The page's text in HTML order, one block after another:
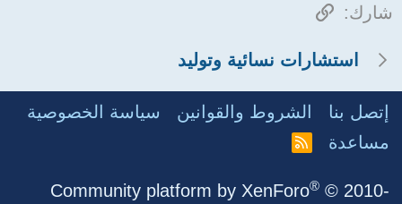
شارك: الرابط
استشارات نسائية وتوليد
إتصل بنا الشروط والقوانين
سياسة الخصوصية
مساعدة
R
Community platform by XenForo® © 2010-